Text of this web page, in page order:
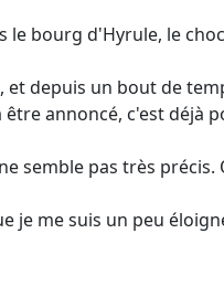
le bourg d'Hyrule, le
et depuis un bout de
annoncé, c'est déjà
semble pas très
je me suis un peu